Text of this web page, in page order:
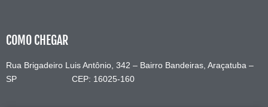
COMO CHEGAR
Rua Brigadeiro Luis Antônio, 342 – Bairro Bandeiras, Araçatuba –
SP CEP: 16025-160